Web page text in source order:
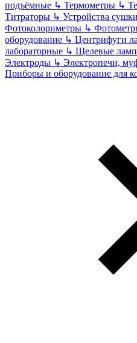
подъёмные ↳ Термометры ↳
Титраторы ↳ Устройства
Фотоколориметры ↳
оборудование ↳ Центрифуги
лабораторные ↳ Щелевые
Электроды ↳ Электропечи,
Приборы и оборудование для